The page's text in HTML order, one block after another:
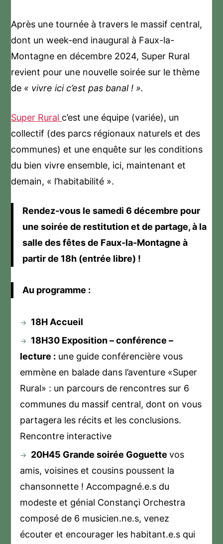
Après une tournée à travers le massif central,
dont un week-end inaugural à Faux-la-
Montagne en décembre 2024, Super Rural
revient pour une nouvelle soirée sur le thème
de « vivre ici c’est pas banal ! ».
Super Rural c’est une équipe (variée), un
collectif (des parcs régionaux naturels et des
communes) et une enquête sur les conditions
du bien vivre ensemble, ici, maintenant et
demain, « l’habitabilité ».
Rendez-vous le samedi 6 décembre pour
une soirée de restitution et de partage, à la
salle des fêtes de Faux-la-Montagne à
partir de 18h (entrée libre) !
Au programme :
18H Accueil
18H30 Exposition – conférence –
lecture : une guide conférencière vous
emmène en balade dans l’aventure «Super
Rural» : un parcours de rencontres sur 6
communes du massif central, dont on vous
partagera les récits et les conclusions.
Rencontre interactive
20H45 Grande soirée Goguettevos
amis, voisines et cousins poussent la
chansonnette ! Accompagné.e.s du
modeste et génial Constançi Orchestra
composé de 6 musicien.ne.s, venez
écouter et encourager les habitant.e.s qui